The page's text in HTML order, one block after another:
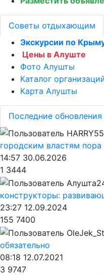
Советы отдыхающим
Экскурсии по
Цены в Алуште
Фото Алушты
Каталог
Карта Алушты
Последние обновления
городским властям пора
14:57 30.06.2026
1 3444
конструкторы:
23:27 12.09.2024
155 7400
обязательно
08:18 12.07.2021
3 9747